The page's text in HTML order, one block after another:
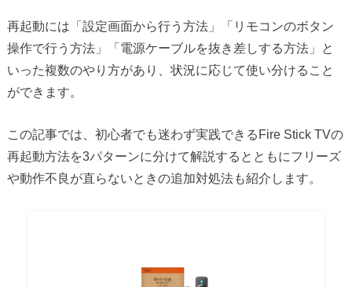
再起動には「設定画面から行う方法」「リモコンのボタン
操作で行う方法」「電源ケーブルを抜き差しする方法」と
いった複数のやり方があり、状況に応じて使い分けること
ができます。
この記事では、初心者でも迷わず実践できるFire Stick TVの
再起動方法を3パターンに分けて解説するとともにフリーズ
や動作不良が直らないときの追加対処法も紹介します。